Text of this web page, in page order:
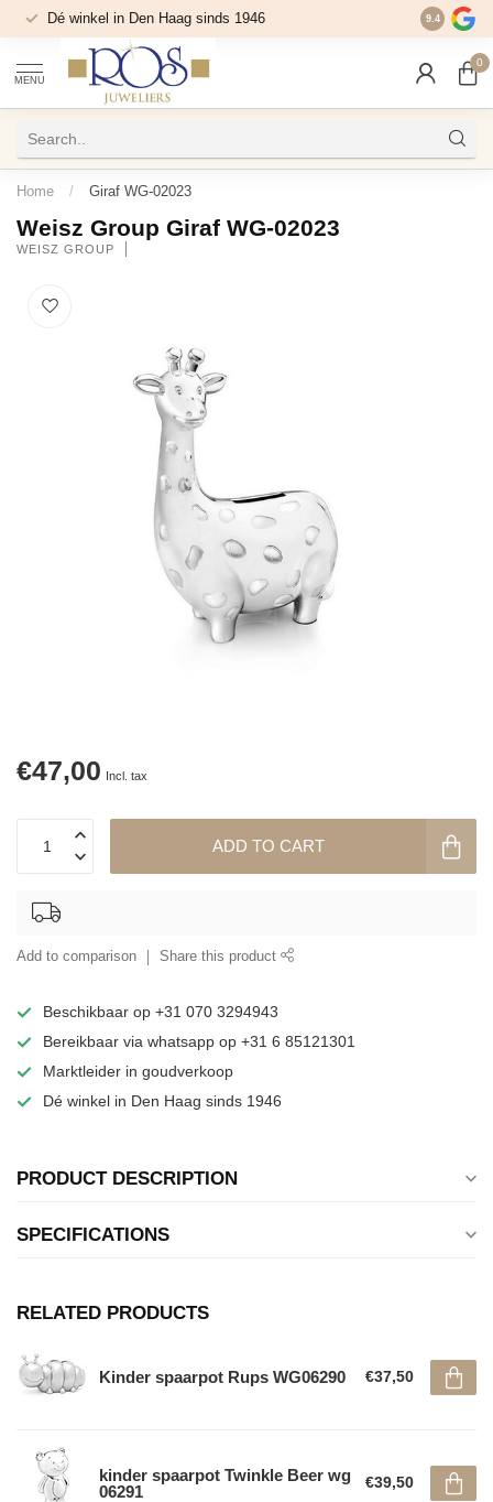
Dé winkel in Den Haag sinds 1946 9.4
MENU
0
Home / Giraf WG-02023
Weisz Group Giraf WG-02023
WEISZ GROUP
€47,00 Incl. tax
ADD TO CART
Add to comparison Share this product
Beschikbaar op +31 070 3294943
Bereikbaar via whatsapp op +31 6 85121301
Marktleider in goudverkoop
Dé winkel in Den Haag sinds 1946
PRODUCT DESCRIPTION
SPECIFICATIONS
RELATED PRODUCTS
Kinder spaarpot Rups WG06290 €37,50
kinder spaarpot Twinkle Beer wg
06291
€39,50